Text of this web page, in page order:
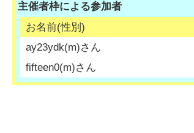
主催者枠による参加者
お名前(性別)
ay23ydk(m)さん
fifteen0(m)さん